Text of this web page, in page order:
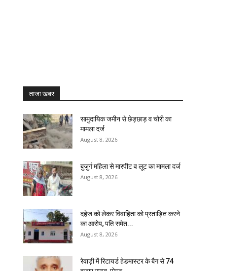
ताजा खबर
सामुदायिक जमीन से छेड़छाड़ व चोरी का
मामला दर्ज
August 8, 2026
बुजुर्ग महिला से मारपीट व लूट का मामला दर्ज
August 8, 2026
दहेज को लेकर विवाहिता को प्रताड़ित करने
का आरोप, पति समेत...
August 8, 2026
रेवाड़ी में रिटायर्ड हेडमास्टर के बैग से ₹74